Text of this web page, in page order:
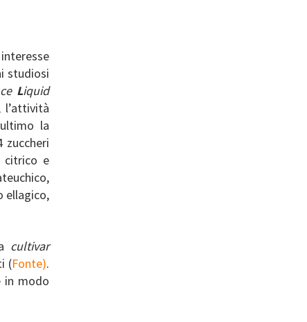
studiosi
Liquid
l’attività
la
citrico e
ellagico,
cultivar
(Fonte).
in modo